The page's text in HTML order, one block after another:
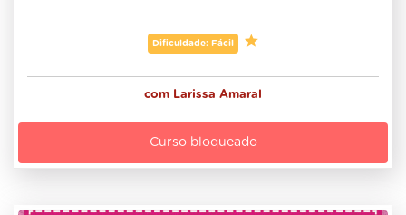
Dificuldade: Fácil
com Larissa Amaral
Curso bloqueado